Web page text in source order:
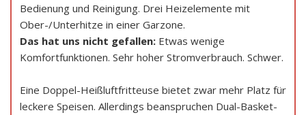
Bedienung und Reinigung. Drei Heizelemente mit
Ober-/Unterhitze in einer Garzone.
Das hat uns nicht gefallen: Etwas wenige
Komfortfunktionen. Sehr hoher Stromverbrauch. Schwer.
Eine Doppel-Heißluftfritteuse bietet zwar mehr Platz für
leckere Speisen. Allerdings beanspruchen Dual-Basket-